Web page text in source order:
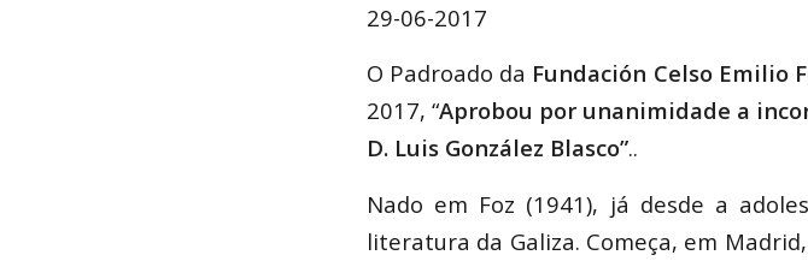
29-06-2017
O Padroado da Fundación Celso Emilio
2017, “Aprobou por unanimidade a
D. Luis González Blasco”..
Nado em Foz (1941), já desde a
literatura da Galiza. Começa, em